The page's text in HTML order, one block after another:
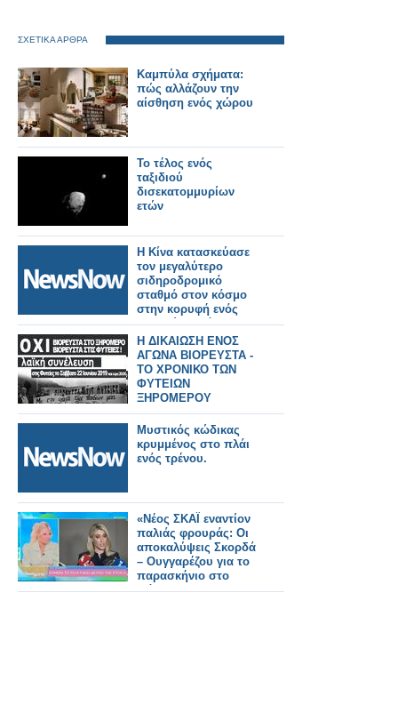
ΣΧΕΤΙΚΑ ΑΡΘΡΑ
Καμπύλα σχήματα:
πώς αλλάζουν την
αίσθηση ενός χώρου
Το τέλος ενός
ταξιδιού
δισεκατομμυρίων
ετών
Η Κίνα κατασκεύασε
τον μεγαλύτερο
σιδηροδρομικό
σταθμό στον κόσμο
στην κορυφή ενός
βουνού σε μόλις 38
μήνες!
Η ΔΙΚΑΙΩΣΗ ΕΝΟΣ
ΑΓΩΝΑ ΒΙΟΡΕΥΣΤΑ -
ΤΟ ΧΡΟΝΙΚΟ ΤΩΝ
ΦΥΤΕΙΩΝ
ΞΗΡΟΜΕΡΟΥ
Μυστικός κώδικας
κρυμμένος στο πλάι
ενός τρένου.
«Νέος ΣΚΑΪ εναντίον
παλιάς φρουράς: Οι
αποκαλύψεις Σκορδά
– Ουγγαρέζου για το
παρασκήνιο στο
Φάληρο»